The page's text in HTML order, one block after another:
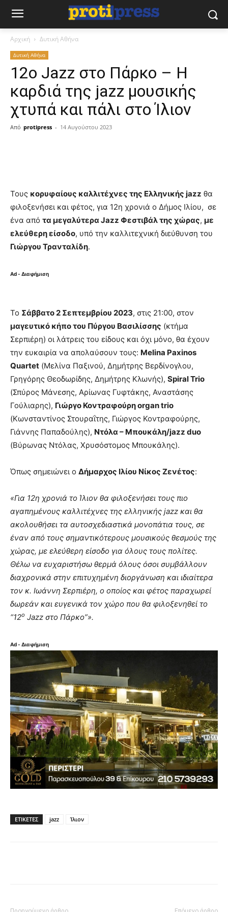
Αρχική Δυτική Αθήνα
Δυτική Αθήνα
12ο Jazz στο Πάρκο – Η
καρδιά της jazz μουσικής
χτυπά και πάλι στο Ίλιον
Από protipress - 14 Αυγούστου 2023
Τους κορυφαίους καλλιτέχνες της Ελληνικής jazz θα
φιλοξενήσει και φέτος, για 12η χρονιά ο Δήμος Ιλίου, σε
ένα από τα μεγαλύτερα Jazz Φεστιβάλ της χώρας, με
ελεύθερη είσοδο, υπό την καλλιτεχνική διεύθυνση του
Γιώργου Τρανταλίδη.
Ad - Διαφήμιση
Το Σάββατο 2 Σεπτεμβρίου 2023, στις 21:00, στον
μαγευτικό κήπο του Πύργου Βασιλίσσης (κτήμα
Σερπιέρη) οι λάτρεις του είδους και όχι μόνο, θα έχουν
την ευκαιρία να απολαύσουν τους: Melina Paxinos
Quartet (Μελίνα Παξινού, Δημήτρης Βερδίνογλου,
Γρηγόρης Θεοδωρίδης, Δημήτρης Κλωνής), Spiral Trio
(Σπύρος Μάνεσης, Αρίωνας Γυφτάκης, Αναστάσης
Γούλιαρης), Γιώργο Κοντραφούρη organ trio
(Κωνσταντίνος Στουραΐτης, Γιώργος Κοντραφούρης,
Γιάννης Παπαδούλης), Ντόλα – Μπουκάλη/jazz duo
(Βύρωνας Ντόλας, Χρυσόστομος Μπουκάλης).
Όπως σημειώνει ο Δήμαρχος Ιλίου Νίκος Ζενέτος:
«Για 12η χρονιά το Ίλιον θα φιλοξενήσει τους πιο
αγαπημένους καλλιτέχνες της ελληνικής jazz και θα
ακολουθήσει τα αυτοσχεδιαστικά μονοπάτια τους, σε
έναν από τους σημαντικότερους μουσικούς θεσμούς της
χώρας, με ελεύθερη είσοδο για όλους τους πολίτες.
Θέλω να ευχαριστήσω θερμά όλους όσοι συμβάλλουν
διαχρονικά στην επιτυχημένη διοργάνωση και ιδιαίτερα
τον κ. Ιωάννη Σερπιέρη, ο οποίος και φέτος παραχωρεί
δωρεάν και ευγενικά τον χώρο που θα φιλοξενηθεί το
“12ο Jazz στο Πάρκο”».
Ad - Διαφήμιση
ΕΤΙΚΈΤΕΣ jazz Ίλιον